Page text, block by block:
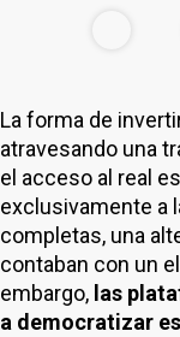
La forma de
atravesando una
el acceso al real
exclusivamente a
completas, una
contaban con un
embargo, las
a democratizar